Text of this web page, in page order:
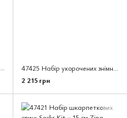
20660 Набір дерев’яних знімних спиць для початківців Symfonie Wood KnitPro (13см)
47425 Набір укорочених знімних спиць Zing KnitPro (10см)
2 215 грн